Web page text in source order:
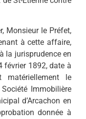
Monsieur le Préfet,
à cette affaire,
la jurisprudence en
février 1892, date à
matériellement le
Immobilière
d’Arcachon en
donnée à